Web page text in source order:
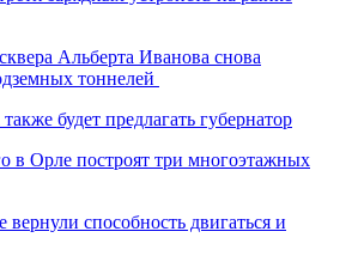
Альберта Иванова снова
тоннелей
будет предлагать губернатор
в Орле построят три многоэтажных
способность двигаться и